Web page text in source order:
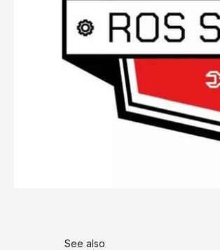
See also